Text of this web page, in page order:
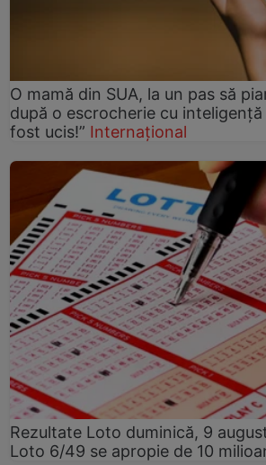
O mamă din SUA, la un pas să
după o escrocherie cu
fost ucis!” Internațional
Rezultate Loto duminică, 9
Loto 6/49 se apropie de 10